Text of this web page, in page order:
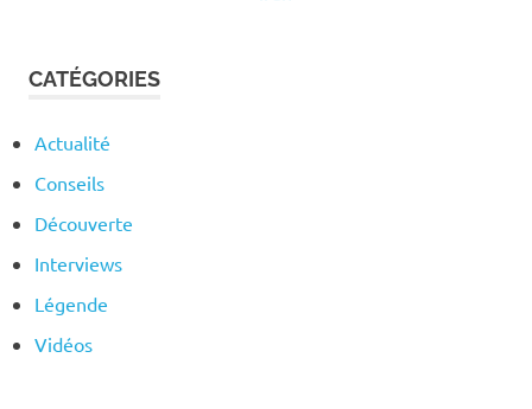
CATÉGORIES
Actualité
Conseils
Découverte
Interviews
Légende
Vidéos